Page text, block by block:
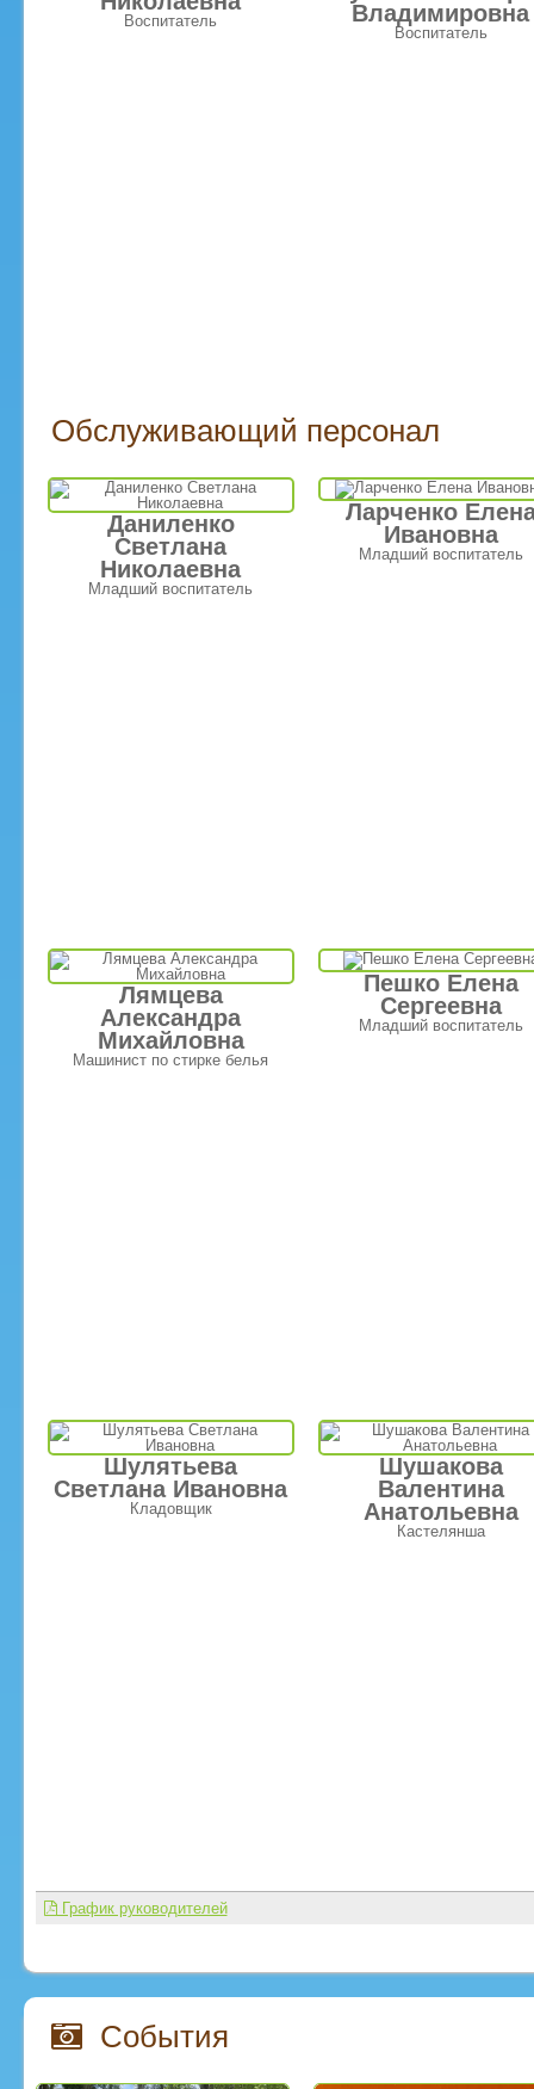
Воспитатель
Владимировна
Воспитатель
Обслуживающий персонал
Даниленко
Светлана
Николаевна
Младший воспитатель
Ларченко
Ивановна
Младший воспитатель
Лямцева
Александра
Михайловна
Машинист по стирке белья
Пешко Елена
Сергеевна
Младший воспитатель
Шулятьева
Светлана Ивановна
Кладовщик
Шушакова
Валентина
Анатольевна
Кастелянша
График руководителей
События